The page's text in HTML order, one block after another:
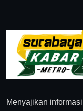
Menyajikan